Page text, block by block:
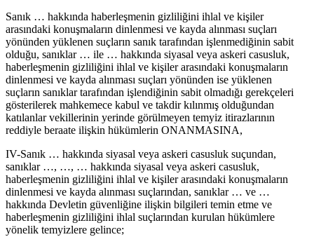
Sanık … hakkında haberleşmenin gizliliğini ihlal ve kişiler
arasındaki konuşmaların dinlenmesi ve kayda alınması suçları
yönünden yüklenen suçların sanık tarafından işlenmediğinin sabit
olduğu, sanıklar … ile … hakkında siyasal veya askeri casusluk,
haberleşmenin gizliliğini ihlal ve kişiler arasındaki konuşmaların
dinlenmesi ve kayda alınması suçları yönünden ise yüklenen
suçların sanıklar tarafından işlendiğinin sabit olmadığı gerekçeleri
gösterilerek mahkemece kabul ve takdir kılınmış olduğundan
katılanlar vekillerinin yerinde görülmeyen temyiz itirazlarının
reddiyle beraate ilişkin hükümlerin ONANMASINA,
IV-Sanık … hakkında siyasal veya askeri casusluk suçundan,
sanıklar …, …, … hakkında siyasal veya askeri casusluk,
haberleşmenin gizliliğini ihlal ve kişiler arasındaki konuşmaların
dinlenmesi ve kayda alınması suçlarından, sanıklar … ve …
hakkında Devletin güvenliğine ilişkin bilgileri temin etme ve
haberleşmenin gizliliğini ihlal suçlarından kurulan hükümlere
yönelik temyizlere gelince;